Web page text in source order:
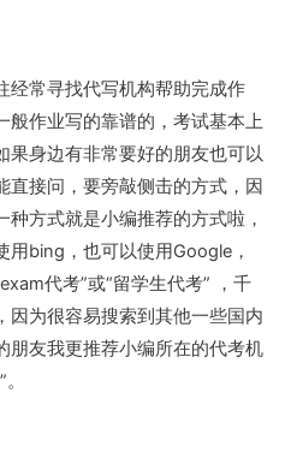
经常寻找代写机构帮助完成作
般作业写的靠谱的，考试基本上
果身边有非常要好的朋友也可以
直接问，要旁敲侧击的方式，因
方式就是小编推荐的方式啦，
bing，也可以使用Google，
代考”或“留学生代考” ，千
因为很容易搜索到其他一些国内
朋友我更推荐小编所在的代考机